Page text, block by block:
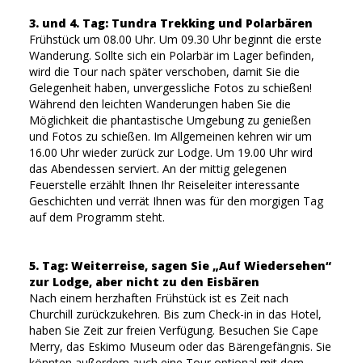
3. und 4. Tag: Tundra Trekking und Polarbären
Frühstück um 08.00 Uhr. Um 09.30 Uhr beginnt die erste
Wanderung. Sollte sich ein Polarbär im Lager befinden,
wird die Tour nach später verschoben, damit Sie die
Gelegenheit haben, unvergessliche Fotos zu schießen!
Während den leichten Wanderungen haben Sie die
Möglichkeit die phantastische Umgebung zu genießen
und Fotos zu schießen. Im Allgemeinen kehren wir um
16.00 Uhr wieder zurück zur Lodge. Um 19.00 Uhr wird
das Abendessen serviert. An der mittig gelegenen
Feuerstelle erzählt Ihnen Ihr Reiseleiter interessante
Geschichten und verrät Ihnen was für den morgigen Tag
auf dem Programm steht.
5. Tag: Weiterreise, sagen Sie „Auf Wiedersehen“
zur Lodge, aber nicht zu den Eisbären
Nach einem herzhaften Frühstück ist es Zeit nach
Churchill zurückzukehren. Bis zum Check-in in das Hotel,
haben Sie Zeit zur freien Verfügung. Besuchen Sie Cape
Merry, das Eskimo Museum oder das Bärengefängnis. Sie